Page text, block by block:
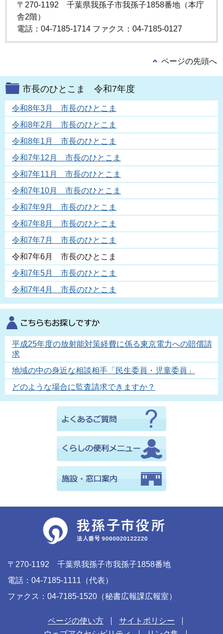
〒270-1192 千葉県我孫子市我孫子1858番地（本庁
舎2階）
電話：04-7185-1714 ファクス：04-7185-0127
ページの先頭へ
市長のひとこま 令和7年度
令和8年3月 市長のひとこま
令和8年2月 市長のひとこま
令和8年1月 市長のひとこま
令和7年12月 市長のひとこま
令和7年11月 市長のひとこま
令和7年10月 市長のひとこま
令和7年9月 市長のひとこま
令和7年8月 市長のひとこま
令和7年7月 市長のひとこま
令和7年6月 市長のひとこま
令和7年5月 市長のひとこま
令和7年4月 市長のひとこま
平成25年度の放射能対策経費に係る東京電力への賠償請
求
地域の中の身近な相談相手「民生委員・児童委員」
どのような場合に監査請求できますか？
〒270-1192 千葉県我孫子市我孫子1858番地
電話：04-7185-1111（代表）
ファクス：04-7185-1520（秘書広報課広報室）
ページの使い方
サイトポリシー